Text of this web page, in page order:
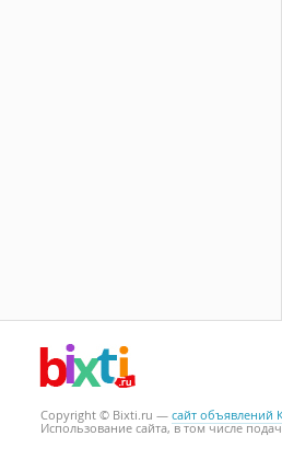
Copyright © Bixti.ru — сайт объявлений
Использование сайта, в том числе